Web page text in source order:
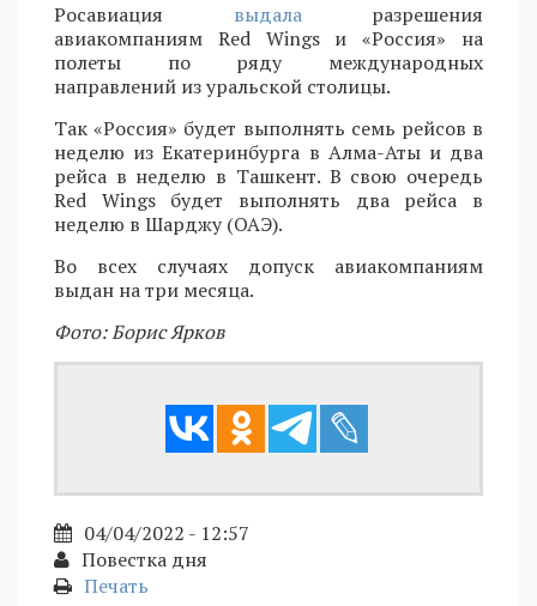
Росавиация выдаларазрешения
авиакомпаниям Red Wings и «Россия» на
полеты по ряду международных
направлений из уральской столицы.
Так «Россия» будет выполнять семь рейсов в
неделю из Екатеринбурга в Алма-Аты и два
рейса в неделю в Ташкент. В свою очередь
Red Wings будет выполнять два рейса в
неделю в Шарджу (ОАЭ).
Во всех случаях допуск авиакомпаниям
выдан на три месяца.
Фото: Борис Ярков
04/04/2022 - 12:57
Повестка дня
Печать